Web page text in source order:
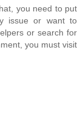
you need to put
issue or want to
or search for
you must visit